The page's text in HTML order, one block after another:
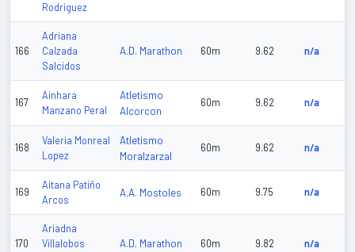
Rodriguez
166
Adriana
Calzada
Salcidos
A.D. Marathon 60m 9.62 n/a
167
Ainhara
Manzano Peral
Atletismo
Alcorcon
60m 9.62 n/a
168
Valeria Monreal
Lopez
Atletismo
Moralzarzal
60m 9.62 n/a
169
Aitana Patiño
Arcos
A.A. Mostoles 60m 9.75 n/a
170
Ariadna
Villalobos
A.D. Marathon 60m 9.82 n/a